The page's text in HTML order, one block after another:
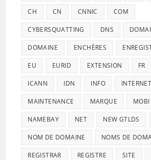
CH CN CNNIC COM
CYBERSQUATTING DNS
DOMAINE ENCHÈRES
EU EURID EXTENSION FR
ICANN IDN INFO INTERNET
MAINTENANCE MARQUE MOBI
NAMEBAY NET NEW GTLDS
NOM DE DOMAINE NOMS DE
REGISTRAR REGISTRE SITE